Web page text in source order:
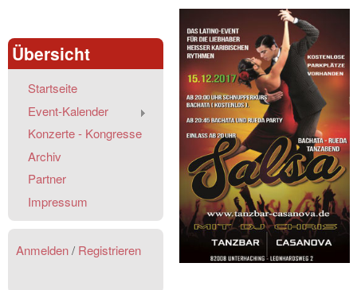
Übersicht
Startseite
Event-Kalender
Konzerte - Kongresse
Archiv
Partner
Impressum
Anmelden/ Registrieren